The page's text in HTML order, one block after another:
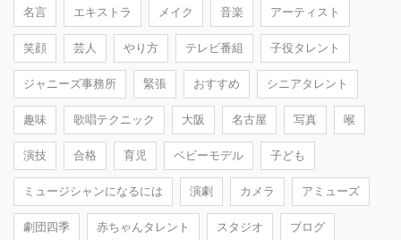
名言 エキストラ メイク 音楽 アーティスト
笑顔 芸人 やり方 テレビ番組 子役タレント
ジャニーズ事務所 緊張 おすすめ シニアタレント
趣味 歌唱テクニック 大阪 名古屋 写真 喉
演技 合格 育児 ベビーモデル 子ども
ミュージシャンになるには 演劇 カメラ アミューズ
劇団四季 赤ちゃんタレント スタジオ ブログ